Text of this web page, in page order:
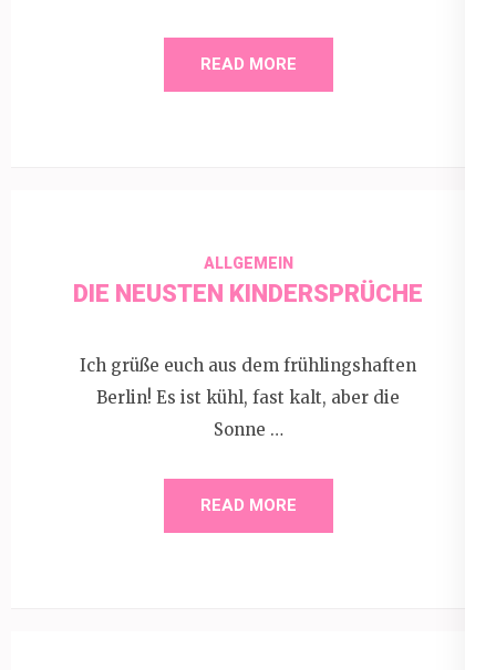
READ MORE
ALLGEMEIN
DIE NEUSTEN KINDERSPRÜCHE
Ich grüße euch aus dem frühlingshaften
Berlin! Es ist kühl, fast kalt, aber die
Sonne …
READ MORE